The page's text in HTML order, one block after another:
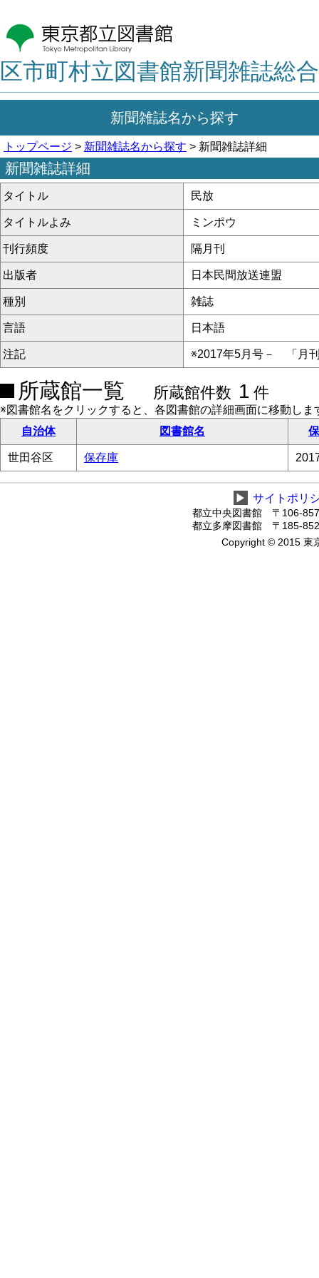
区市町村立図書館新聞雑誌総
新聞雑誌名から探す
トップページ > 新聞雑誌名から探す > 新聞雑誌詳細
新聞雑誌詳細
タイトル 民放
タイトルよみ ミンポウ
刊行頻度 隔月刊
出版者 日本民間放送連盟
種別 雑誌
言語 日本語
注記 ※2017年5月号－ 「月
所蔵館一覧 所蔵館件数 1 件
※図書館名をクリックすると、各図書館の詳細画面に移動しま
自治体
図書館名
世田谷区 保存庫
▶ サイトポリ
都立中央図書館 〒106-
都立多摩図書館 〒185-
Copyright © 2015 東